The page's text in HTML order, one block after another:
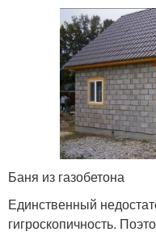
Баня из газобетона
Единственный
гигроскопичность.